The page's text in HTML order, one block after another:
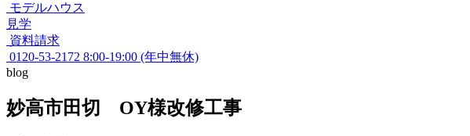
モデルハウス
見学
資料請求
0120-53-2172 8:00-19:00 (年中無休)
blog
妙高市田切 OY様改修工事